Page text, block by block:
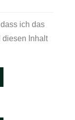
zu Flying
gute
zu sein.
ich das
diesen Inhalt